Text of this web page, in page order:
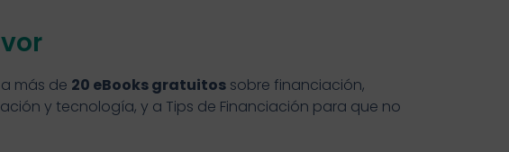
más de 20 eBooks gratuitossobre financiación,
y tecnología, y a Tips de Financiación para que no